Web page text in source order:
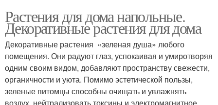
Растения для дома напольные.
Декоративные растения для дома
Декоративные растения «зеленая душа» любого
помещения. Они радуют глаз, успокаивая и умиротворяя
одним своим видом, добавляют пространству свежести,
органичности и уюта. Помимо эстетической пользы,
зеленые питомцы способны очищать и увлажнять